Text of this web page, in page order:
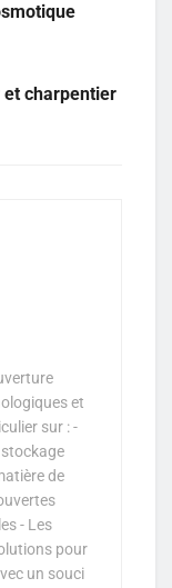
charpentier
et
sur : -
stockage
de
- Les
pour
un souci